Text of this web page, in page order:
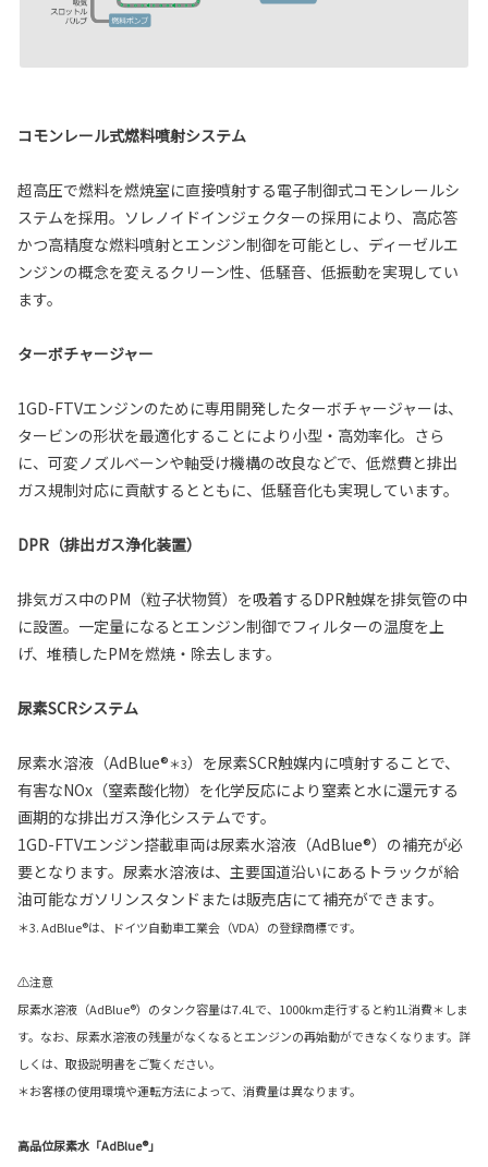
コモンレール式燃料噴射システム
超高圧で燃料を燃焼室に直接噴射する電子制御式コモンレールシ
ステムを採用。ソレノイドインジェクターの採用により、高応答
かつ高精度な燃料噴射とエンジン制御を可能とし、ディーゼルエ
ンジンの概念を変えるクリーン性、低騒音、低振動を実現してい
ます。
ターボチャージャー
1GD-FTVエンジンのために専用開発したターボチャージャーは、
タービンの形状を最適化することにより小型・高効率化。さら
に、可変ノズルベーンや軸受け機構の改良などで、低燃費と排出
ガス規制対応に貢献するとともに、低騒音化も実現しています。
DPR（排出ガス浄化装置）
排気ガス中のPM（粒子状物質）を吸着するDPR触媒を排気管の中
に設置。一定量になるとエンジン制御でフィルターの温度を上
げ、堆積したPMを燃焼・除去します。
尿素SCRシステム
尿素水溶液（AdBlue®＊3）を尿素SCR触媒内に噴射することで、
有害なNOx（窒素酸化物）を化学反応により窒素と水に還元する
画期的な排出ガス浄化システムです。
1GD-FTVエンジン搭載車両は尿素水溶液（AdBlue®）の補充が必
要となります。尿素水溶液は、主要国道沿いにあるトラックが給
油可能なガソリンスタンドまたは販売店にて補充ができます。
＊3. AdBlue®は、ドイツ自動車工業会（VDA）の登録商標です。
⚠注意
尿素水溶液（AdBlue®）のタンク容量は7.4Lで、1000km走行すると約1L消費＊しま
す。なお、尿素水溶液の残量がなくなるとエンジンの再始動ができなくなります。詳
しくは、取扱説明書をご覧ください。
＊お客様の使用環境や運転方法によって、消費量は異なります。
高品位尿素水「AdBlue®」